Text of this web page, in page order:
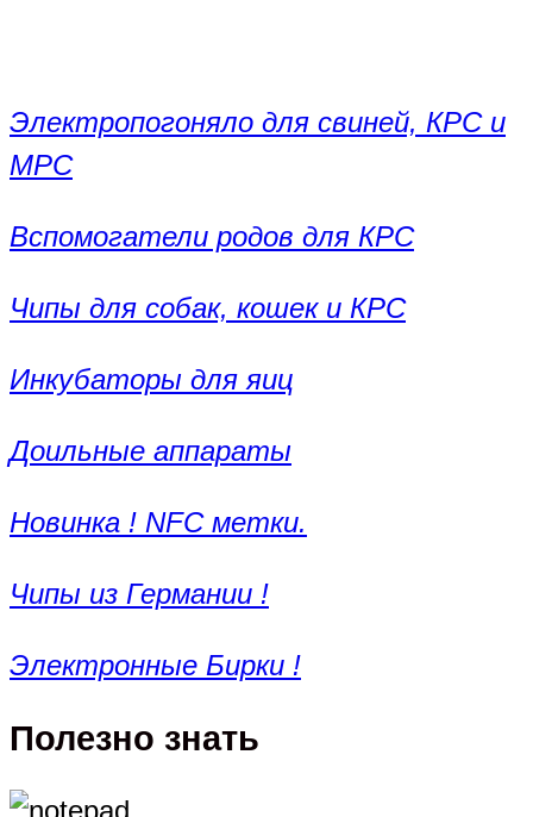
Электропогоняло для свиней, КРС и
МРС
Вспомогатели родов для КРС
Чипы для собак, кошек и КРС
Инкубаторы для яиц
Доильные аппараты
Новинка ! NFC метки.
Чипы из Германии !
Электронные Бирки !
Полезно знать